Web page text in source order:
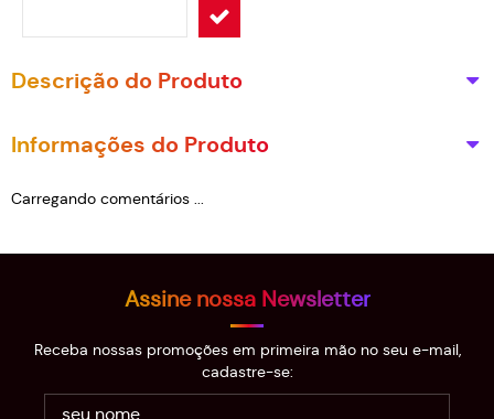
Descrição do Produto
Informações do Produto
Carregando comentários ...
Assine nossa Newsletter
Receba nossas promoções em primeira mão no seu e-mail,
cadastre-se: